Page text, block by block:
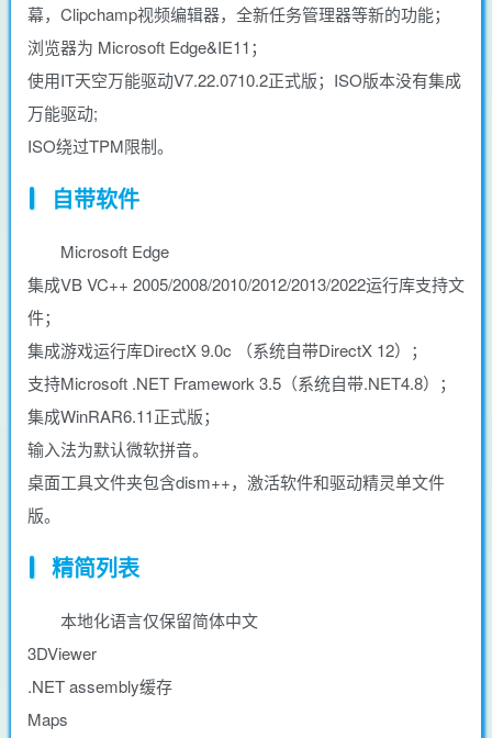
幕，Clipchamp视频编辑器，全新任务管理器等新的功能；
浏览器为 Microsoft Edge&IE11；
使用IT天空万能驱动V7.22.0710.2正式版；ISO版本没有集成
万能驱动;
ISO绕过TPM限制。
自带软件
Microsoft Edge
集成VB VC++ 2005/2008/2010/2012/2013/2022运行库支持文
件；
集成游戏运行库DirectX 9.0c （系统自带DirectX 12）；
支持Microsoft .NET Framework 3.5（系统自带.NET4.8）；
集成WinRAR6.11正式版；
输入法为默认微软拼音。
桌面工具文件夹包含dism++，激活软件和驱动精灵单文件
版。
精简列表
本地化语言仅保留简体中文
3DViewer
.NET assembly缓存
Maps